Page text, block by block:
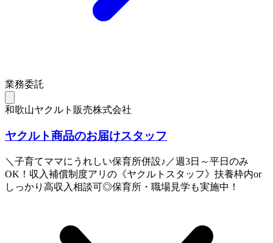
業務委託
和歌山ヤクルト販売株式会社
ヤクルト商品のお届けスタッフ
＼子育てママにうれしい保育所併設♪／週3日～平日のみ
OK！収入補償制度アリの《ヤクルトスタッフ》扶養枠内or
しっかり高収入相談可◎保育所・職場見学も実施中！